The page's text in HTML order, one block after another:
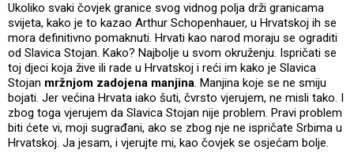
Ukoliko svaki čovjek granice svog vidnog polja drži granicama
svijeta, kako je to kazao Arthur Schopenhauer, u Hrvatskoj ih se
mora definitivno pomaknuti. Hrvati kao narod moraju se ograditi
od Slavica Stojan. Kako? Najbolje u svom okruženju. Ispričati se
toj djeci koja žive ili rade u Hrvatskoj i reći im kako je Slavica
Stojan mržnjom zadojena manjina. Manjina koje se ne smiju
bojati. Jer većina Hrvata iako šuti, čvrsto vjerujem, ne misli tako. I
zbog toga vjerujem da Slavica Stojan nije problem. Pravi problem
biti ćete vi, moji sugrađani, ako se zbog nje ne ispričate Srbima u
Hrvatskoj. Ja jesam, i vjerujte mi, kao čovjek se osjećam bolje.